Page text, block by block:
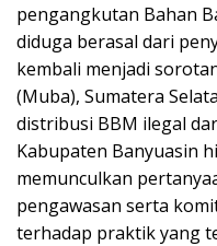
pengangkutan Bahan
diduga berasal dari
kembali menjadi
(Muba), Sumatera
distribusi BBM ilegal
Kabupaten Banyuasin
memunculkan
pengawasan serta
terhadap praktik yang